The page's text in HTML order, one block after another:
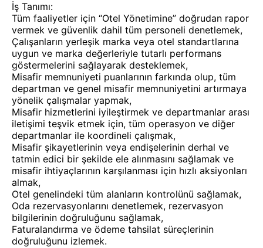
İş Tanımı:
Tüm faaliyetler için “Otel Yönetimine” doğrudan rapor
vermek ve güvenlik dahil tüm personeli denetlemek,
Çalışanların yerleşik marka veya otel standartlarına
uygun ve marka değerleriyle tutarlı performans
göstermelerini sağlayarak desteklemek,
Misafir memnuniyeti puanlarının farkında olup, tüm
departman ve genel misafir memnuniyetini artırmaya
yönelik çalışmalar yapmak,
Misafir hizmetlerini iyileştirmek ve departmanlar arası
iletişimi teşvik etmek için, tüm operasyon ve diğer
departmanlar ile koordineli çalışmak,
Misafir şikayetlerinin veya endişelerinin derhal ve
tatmin edici bir şekilde ele alınmasını sağlamak ve
misafir ihtiyaçlarının karşılanması için hızlı aksiyonları
almak,
Otel genelindeki tüm alanların kontrolünü sağlamak,
Oda rezervasyonlarını denetlemek, rezervasyon
bilgilerinin doğruluğunu sağlamak,
Faturalandırma ve ödeme tahsilat süreçlerinin
doğruluğunu izlemek.